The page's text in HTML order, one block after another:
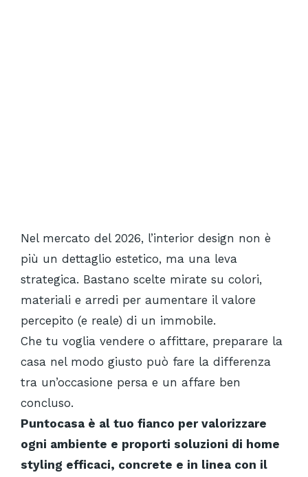
Nel mercato del 2026, l’interior design non è
più un dettaglio estetico, ma una leva
strategica. Bastano scelte mirate su colori,
materiali e arredi per aumentare il valore
percepito (e reale) di un immobile.
Che tu voglia vendere o affittare, preparare la
casa nel modo giusto può fare la differenza
tra un’occasione persa e un affare ben
concluso.
Puntocasa è al tuo fianco per valorizzare
ogni ambiente e proporti soluzioni di home
styling efficaci, concrete e in linea con il